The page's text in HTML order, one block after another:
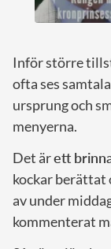
Inför större
ofta ses
ursprung och
menyerna.
Det ärett
kockar berättat
av under
kommenterat